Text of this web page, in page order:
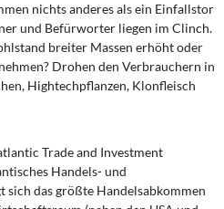
Daseinsvorsorge
nichts anderes als ein Einfallstor
und Befürworter liegen im Clinch.
breiter Massen erhöht oder
Drohen den Verbrauchern in
Hightechpflanzen, Klonfleisch
Trade and Investment
Handels- und
das größte Handelsabkommen